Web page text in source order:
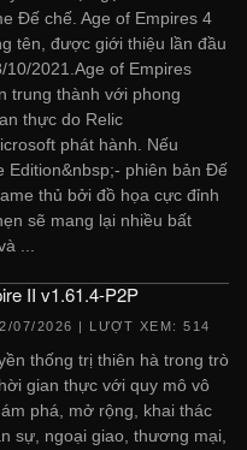
Đế chế. Age of Empires 4
tên, được giới thiệu lần đầu
2021.Age of Empires
trung thành với phong
thực do Relic
phát hành. Nếu
Edition&nbsp;- phiên bản Đế
thủ bởi đồ họa cực đỉnh
sẽ mang lại nhiều bất
...
II v1.61.4-P2P
07/2026 | LƯỢT XEM: 514
thống trị thiên hà trong trò
gian thực với quy mô vô
phá, mở rộng, khai thác
sự, ngoại giao, thương mại,